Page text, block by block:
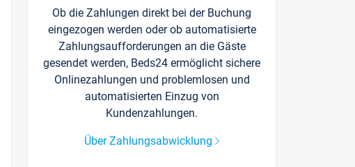
Ob die Zahlungen direkt bei der Buchung
eingezogen werden oder ob automatisierte
Zahlungsaufforderungen an die Gäste
gesendet werden, Beds24 ermöglicht sichere
Onlinezahlungen und problemlosen und
automatisierten Einzug von
Kundenzahlungen.
Über Zahlungsabwicklung